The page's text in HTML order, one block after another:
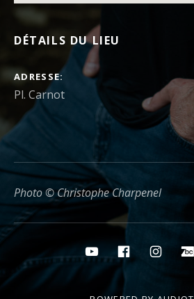
DÉTAILS DU LIEU
ADRESSE
Photo © Christophe Charpenel
Boutons des médias
YouTubeFacebook